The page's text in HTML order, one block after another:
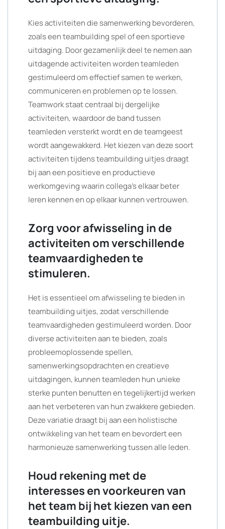
Kies activiteiten die samenwerking bevorderen,
zoals een teambuilding spel of een sportieve
uitdaging. Door gezamenlijk deel te nemen aan
uitdagende activiteiten worden teamleden
gestimuleerd om effectief samen te werken,
communiceren en problemen op te lossen.
Teamwork staat centraal bij dergelijke
activiteiten, waardoor de band tussen
teamleden versterkt wordt en de teamgeest
wordt aangewakkerd. Het kiezen van deze soort
activiteiten tijdens teambuilding uitjes draagt
bij aan een positieve en productieve
werkomgeving waarin collega’s elkaar beter
leren kennen en op elkaar kunnen vertrouwen.
Zorg voor afwisseling in de
activiteiten om verschillende
teamvaardigheden te
stimuleren.
Het is essentieel om afwisseling te bieden in
teambuilding uitjes, zodat verschillende
teamvaardigheden gestimuleerd worden. Door
diverse activiteiten aan te bieden, zoals
probleemoplossende spellen,
samenwerkingsopdrachten en creatieve
uitdagingen, kunnen teamleden hun unieke
sterke punten benutten en tegelijkertijd werken
aan het verbeteren van hun zwakkere gebieden.
Deze variatie draagt bij aan een holistische
ontwikkeling van het team en bevordert een
harmonieuze samenwerking tussen alle leden.
Houd rekening met de
interesses en voorkeuren van
het team bij het kiezen van een
teambuilding uitje.